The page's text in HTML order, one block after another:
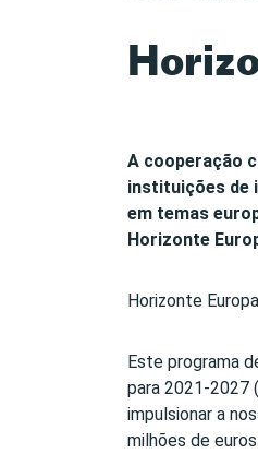
A cooperação
instituições de
em temas
Horizonte
Horizonte
Este programa
para 2021-2027
impulsionar a
milhões de euros.